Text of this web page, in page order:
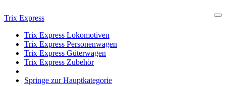
Trix Express
Trix Express Lokomotiven
Trix Express Personenwagen
Trix Express Güterwagen
Trix Express Zubehör
Springe zur Hauptkategorie